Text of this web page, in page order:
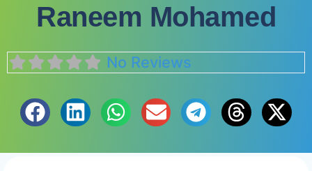
Raneem Mohamed
No Reviews